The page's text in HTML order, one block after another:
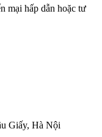
mại hấp dẫn hoặc tư
Giấy, Hà Nội